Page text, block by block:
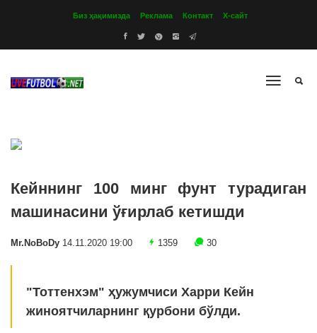
Биз ҳақимизда Реклама Контакт Х-сайт
Кейннинг 100 минг фунт турадиган
машинасини ўғирлаб кетишди
Mr.NoBoDy 14.11.2020 19:00 1359 30
"Тоттенхэм" ҳужумчиси Харри Кейн
жиноятчиларнинг қурбони бўлди.